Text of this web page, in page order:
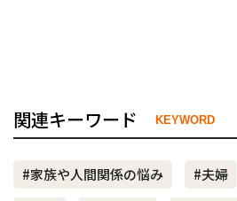
関連キーワード KEYWORD
#家族や人間関係の悩み #夫婦